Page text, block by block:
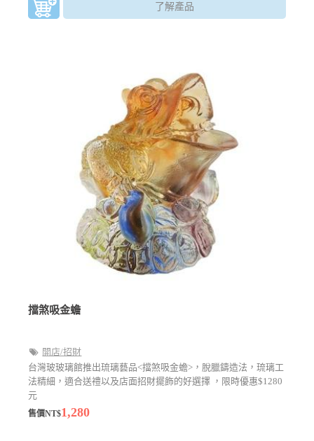
了解產品
擋煞吸金蟾
開店/招財
台灣玻玻璃館推出琉璃藝品<擋煞吸金蟾>，脫臘鑄造法，琉璃工
法精細，適合送禮以及店面招財擺飾的好選擇 ，限時優惠$1280
元
售價NT$1,280